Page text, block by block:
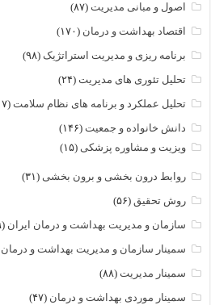
اصول و مبانی مدیریت (۸۷)
اقتصاد بهداشت و درمان (۱۷۰)
برنامه ریزی و مدیریت استراتژیک (۹۸)
تحلیل تئوری های مدیریت (۲۴)
تحلیل عملکرد و برنامه های نظام سلامت (۱۷)
دانش خانواده و جمعیت (۱۴۶)
ویزیت و مشاوره پزشکی (۱۵)
روابط درون بخشی و برون بخشی (۳۱)
روش تحقیق (۵۶)
سازمان و مدیریت بهداشت و درمان ایران (۲۳۹)
سمینار سازمان و مدیریت بهداشت و درمان
سمینار مدیریت (۸۸)
سمینار موردی بهداشت و درمان (۴۷)